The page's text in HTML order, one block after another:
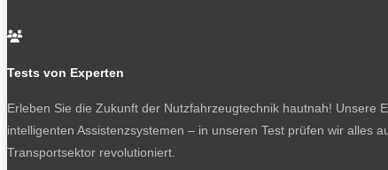

Tests von Experten
Erleben Sie die Zukunft der Nutzfahrzeugtechnik hautnah! Unsere
intelligenten Assistenzsystemen – in unseren Test prüfen wir alles
Transportsektor revolutioniert.